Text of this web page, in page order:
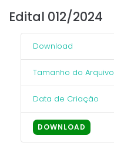
Edital 012/2024
Download
Tamanho do Arquivo
Data de Criação
DOWNLOAD